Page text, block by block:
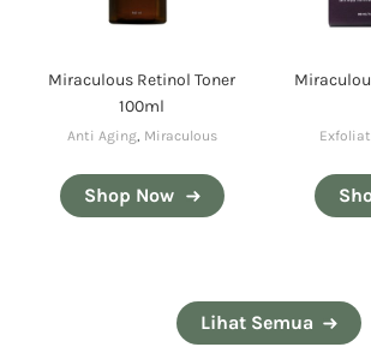
Miraculous Retinol Toner
100ml
Anti Aging, Miraculous
Shop Now
Lihat Semua